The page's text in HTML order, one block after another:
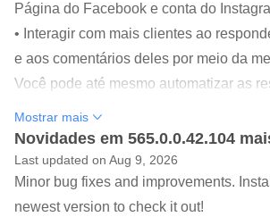
Página do Facebook e conta do
• Interagir com mais clientes ao
e aos comentários deles por meio da
Você pode até mesmo automatizar as
• Ver insights sobre como as pessoas
com as suas publicações, stories e
conteúdos que despertem o interesse
• Ver as notificações e a lista de tarefas,
Mostrar mais
Novidades em 565.0.0.42.104
Last updated on Aug 9, 2026
Minor bug fixes and improvements.
newest version to check it out!